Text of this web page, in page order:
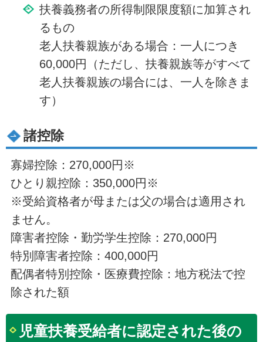
扶養義務者の所得制限限度額に加算され
るもの
老人扶養親族がある場合：一人につき
60,000円（ただし、扶養親族等がすべて
老人扶養親族の場合には、一人を除きま
す）
諸控除
寡婦控除：270,000円※
ひとり親控除：350,000円※
※受給資格者が母または父の場合は適用され
ません。
障害者控除・勤労学生控除：270,000円
特別障害者控除：400,000円
配偶者特別控除・医療費控除：地方税法で控
除された額
児童扶養受給者に認定された後の